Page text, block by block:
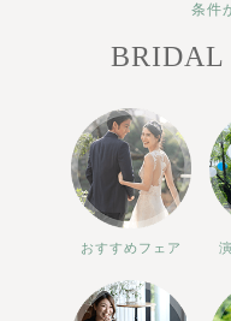
条件
BRIDAL
おすすめフェア